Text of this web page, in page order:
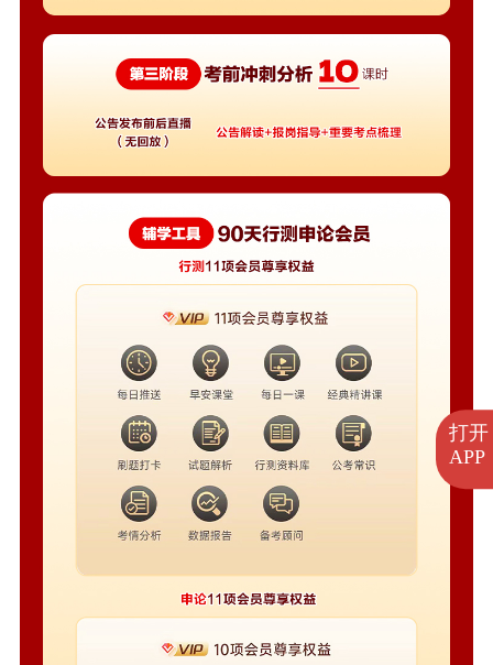
打开
APP